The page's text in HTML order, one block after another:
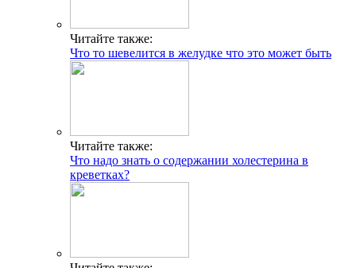
Читайте также:
Что то шевелится в желудке что это может быть
Читайте также:
Что надо знать о содержании холестерина в
креветках?